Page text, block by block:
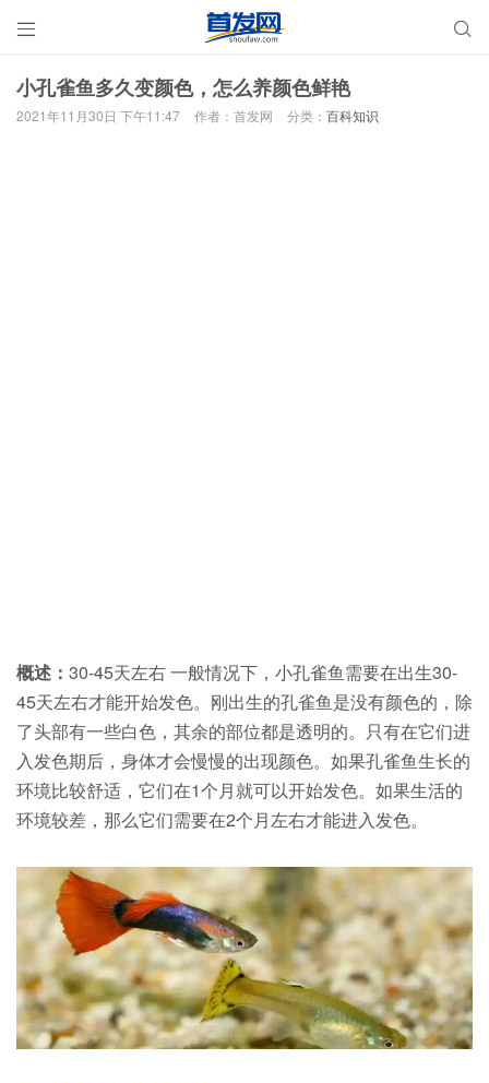
 
小孔雀鱼多久变颜色，怎么养颜色鲜艳
2021年11月30日 下午11:47 作者：首发网 分类： 百科知识
概述： 30-45天左右 一般情况下，小孔雀鱼需要在出生30-
45天左右才能开始发色。刚出生的孔雀鱼是没有颜色的，除
了头部有一些白色，其余的部位都是透明的。只有在它们进
入发色期后，身体才会慢慢的出现颜色。如果孔雀鱼生长的
环境比较舒适，它们在1个月就可以开始发色。如果生活的
环境较差，那么它们需要在2个月左右才能进入发色。